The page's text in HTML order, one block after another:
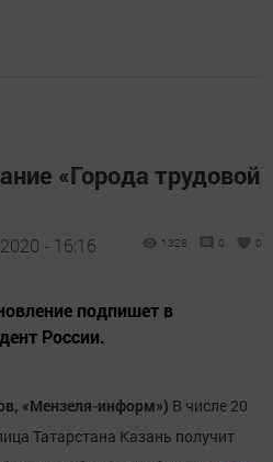
«Города трудовой
- 16:16 1328 0 0
подпишет в
России.
«Мензеля-информ») В числе 20
Татарстана Казань получит